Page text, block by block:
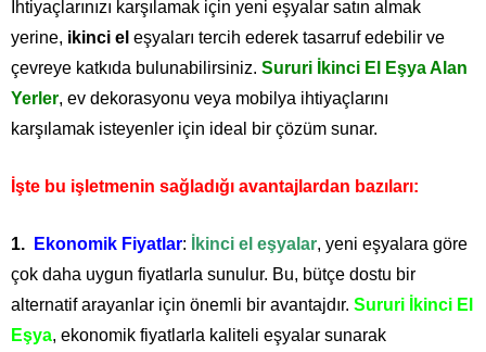
İhtiyaçlarınızı karşılamak için yeni eşyalar satın almak
yerine, ikinci el eşyaları tercih ederek tasarruf edebilir ve
çevreye katkıda bulunabilirsiniz. Sururi İkinci El Eşya Alan
Yerler, ev dekorasyonu veya mobilya ihtiyaçlarını
karşılamak isteyenler için ideal bir çözüm sunar.
İşte bu işletmenin sağladığı avantajlardan bazıları:
Ekonomik Fiyatlar: İkinci el eşyalar, yeni eşyalara göre
çok daha uygun fiyatlarla sunulur. Bu, bütçe dostu bir
alternatif arayanlar için önemli bir avantajdır. Sururi İkinci El
Eşya, ekonomik fiyatlarla kaliteli eşyalar sunarak